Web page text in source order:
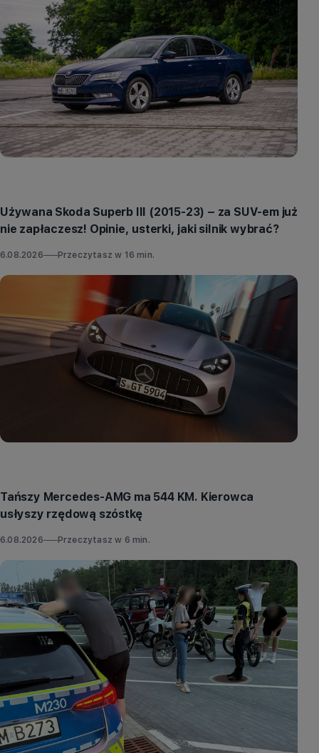
Używana Skoda Superb III (2015-23) – za SUV-em już
nie zapłaczesz! Opinie, usterki, jaki silnik wybrać?
6.08.2026 Przeczytasz w 16 min.
Tańszy Mercedes-AMG ma 544 KM. Kierowca
usłyszy rzędową szóstkę
6.08.2026 Przeczytasz w 6 min.